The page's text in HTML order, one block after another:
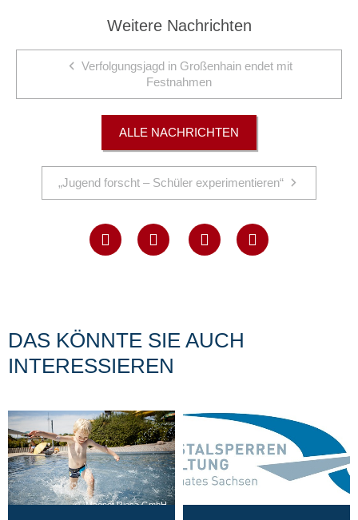
Weitere Nachrichten
Verfolgungsjagd in Großenhain endet mit
Festnahmen
ALLE NACHRICHTEN
„Jugend forscht – Schüler experimentieren“
DAS KÖNNTE SIE AUCH
INTERESSIEREN
Magnet Riesa GmbH